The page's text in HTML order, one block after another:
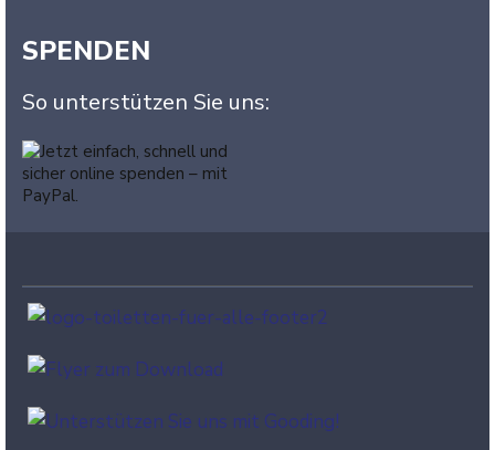
SPENDEN
So unterstützen Sie uns: